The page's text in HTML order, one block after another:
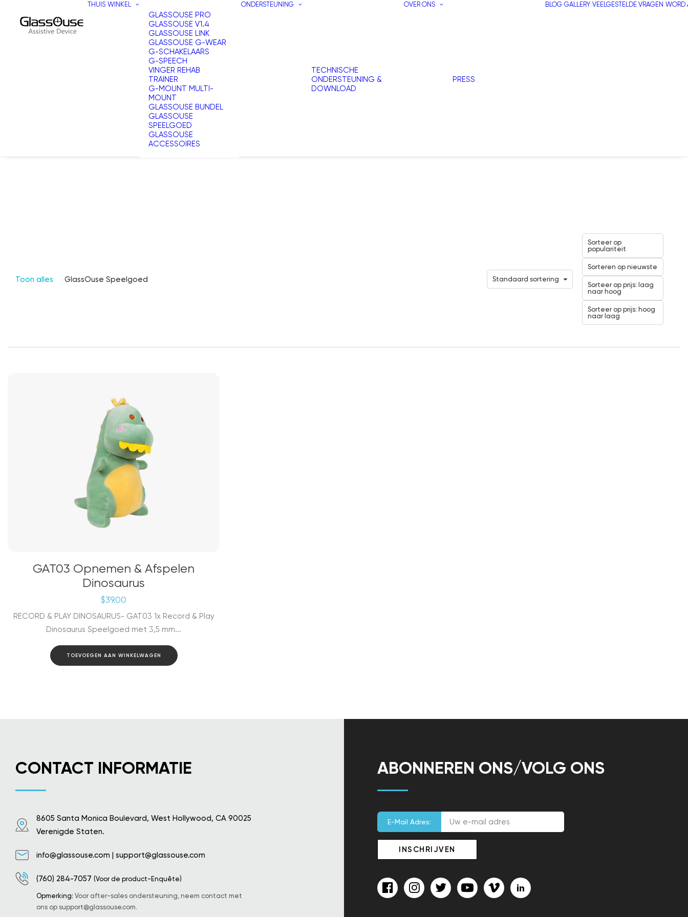
THUIS WINKEL
GLASSOUSE PRO
GLASSOUSE V1.4
GLASSOUSE LINK
GLASSOUSE G-WEAR
G-SCHAKELAARS
G-SPEECH
VINGER REHAB
TRAINER
G-MOUNT MULTI-
MOUNT
GLASSOUSE BUNDEL
GLASSOUSE
SPEELGOED
GLASSOUSE
ACCESSOIRES
ONDERSTEUNING
TECHNISCHE
ONDERSTEUNING &
DOWNLOAD
OVER ONS
PRESS
BLOG GALLERY VEELGESTELDE VRAGEN WORD
Toon alles GlassOuse Speelgoed Standaard sortering
Sorteer op
populariteit
Sorteren op nieuwste
Sorteer op prijs: laag
naar hoog
Sorteer op prijs: hoog
naar laag
GAT03 Opnemen & Afspelen
Dinosaurus
$39.00
RECORD & PLAY DINOSAURUS- GAT03 1x Record & Play
Dinosaurus Speelgoed met 3,5 mm...
TOEVOEGEN AAN WINKELWAGEN
CONTACT INFORMATIE
8605 Santa Monica Boulevard, West Hollywood, CA 90025
Verenigde Staten.
info@glassouse.com | support@glassouse.com
(760) 284-7057 (Voor de product-Enquête)
Opmerking: Voor after-sales ondersteuning, neem contact met
ons op support@glassouse.com.
ABONNEREN ONS/VOLG ONS
E-Mail Adres: